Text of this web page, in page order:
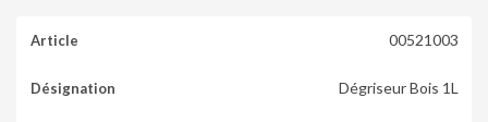
00521003
Dégriseur Bois 1L